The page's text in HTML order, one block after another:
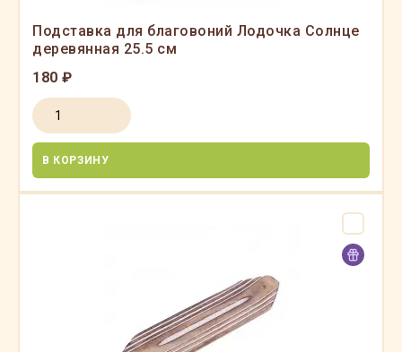
Подставка для благовоний Лодочка Солнце
деревянная 25.5 см
180 ₽
В КОРЗИНУ